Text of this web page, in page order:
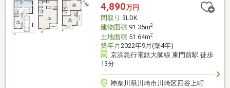
4,890万円
間取り 3LDK
建物面積91.35m2
土地面積51.64m2
築年月 2022年9月(築4年)
京浜急行電鉄大師線 東門前駅 徒歩
13分
神奈川県川崎市川崎区四谷上町